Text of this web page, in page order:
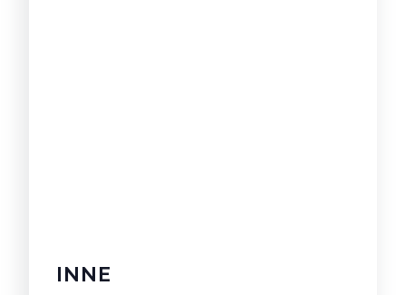
INNE